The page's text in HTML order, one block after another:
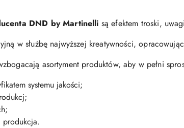
DND by Martinelli są efektem troski,
w służbę najwyższej kreatywności,
asortyment produktów, aby w pełni
systemu jakości;
produkcja.